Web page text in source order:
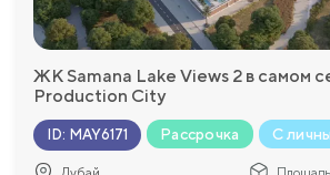
ЖК Samana Lake Views 2 в самом
Production City
ID: MAY6171 Рассрочка С